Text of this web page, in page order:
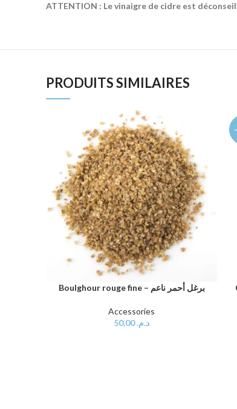
ATTENTION : Le vinaigre de cidre est
PRODUITS SIMILAIRES
AJOUTER AU PANIER Boulghour rouge fine – برغل أحمر ناعم
Accessories
د.م.50,00